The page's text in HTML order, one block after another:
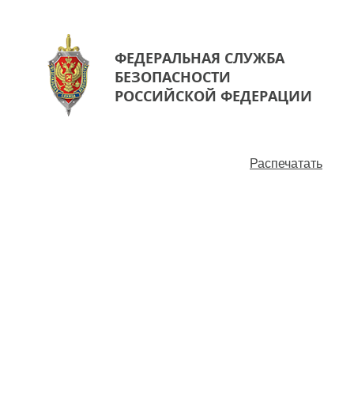
ФЕДЕРАЛЬНАЯ СЛУЖБА
БЕЗОПАСНОСТИ
РОССИЙСКОЙ ФЕДЕРАЦИИ
Распечатать